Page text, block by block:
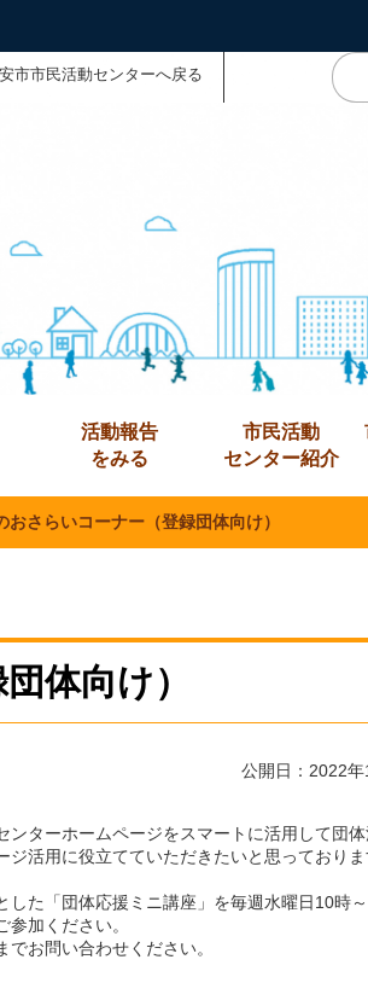
市市民活動センターへ戻る
活動報告
をみる
市民活動
センター紹介
さらいコーナー（登録団体向け）
体向け）
公開日：2022
ンターホームページをスマートに活用して団
活用に役立てていただきたいと思っておりま
した「団体応援ミニ講座」を毎週水曜日10時
加ください。
お問い合わせください。